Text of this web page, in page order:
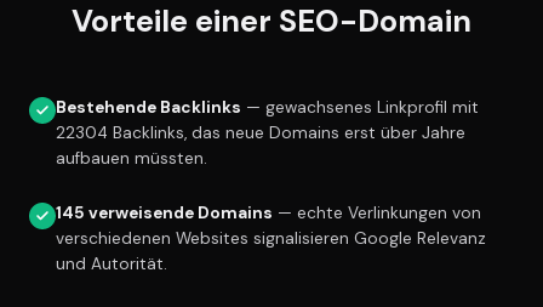
Vorteile einer SEO-Domain
Bestehende Backlinks — gewachsenes Linkprofil mit
22304 Backlinks, das neue Domains erst über Jahre
aufbauen müssten.
145 verweisende Domains — echte Verlinkungen von
verschiedenen Websites signalisieren Google Relevanz
und Autorität.